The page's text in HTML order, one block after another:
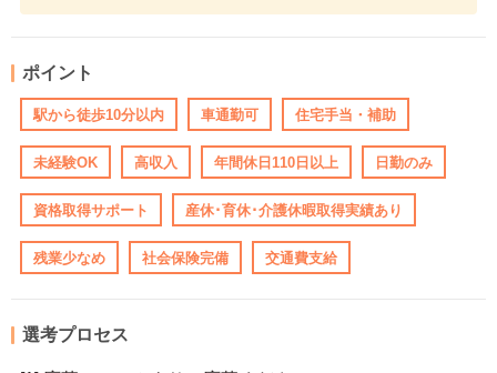
ポイント
駅から徒歩10分以内 車通勤可 住宅手当・補助
未経験OK 高収入 年間休日110日以上 日勤のみ
資格取得サポート 産休･育休･介護休暇取得実績あり
残業少なめ 社会保険完備 交通費支給
選考プロセス